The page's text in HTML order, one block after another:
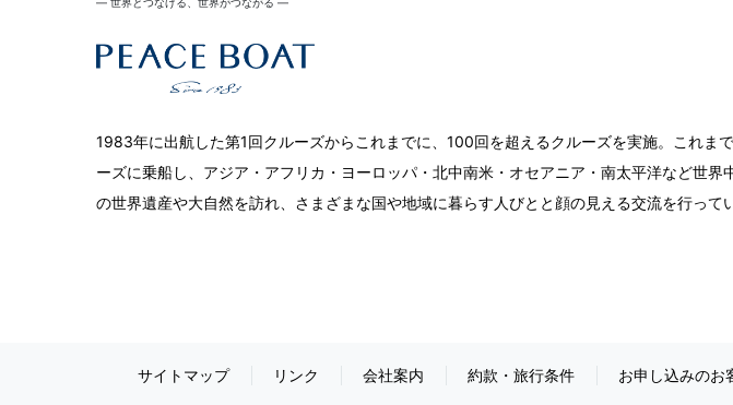
1983年に出航した第1回クルーズからこれまでに、100回を超えるクルーズを実施。これま
ーズに乗船し、アジア・アフリカ・ヨーロッパ・北中南米・オセアニア・南太平洋など世
の世界遺産や大自然を訪れ、さまざまな国や地域に暮らす人びとと顔の見える交流を行って
サイトマップ リンク 会社案内 約款・旅行条件 お申し込みのお